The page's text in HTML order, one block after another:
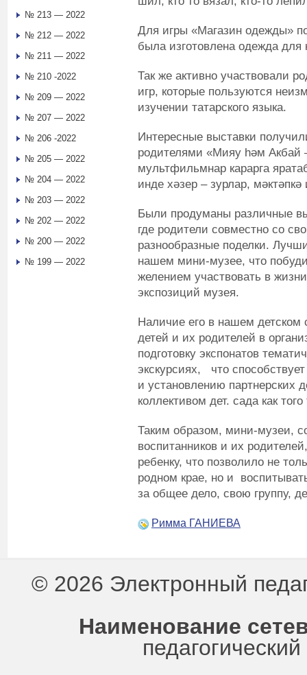
Для игры «Магазин одежды»
была изготовлена одежда для
Так же активно участвовали
игр, которые пользуются
изучении татарского языка.
Интересные выставки
родителями «Мияу һәм Акбай
мультфильмнар карарга
инде хәзер – зурлар,
Были продуманы различные
где родители совместно со
разнообразные поделки.
нашем мини-музее, что
желением участвовать в
экспозиций музея.
Наличие его в нашем детском
детей и их родителей в
подготовку экспонатов
экскурсиях, что
и установлению
коллективом дет. сада как
Таким образом, мини-музеи,
воспитанников и их
ребенку, что позволило не
родном крае, но и
за общее дело, свою группу,
Римма ГАНИЕВА
№ 213 — 2022
№ 212 — 2022
№ 211 — 2022
№ 210 -2022
№ 209 — 2022
№ 207 — 2022
№ 206 -2022
№ 205 — 2022
№ 204 — 2022
№ 203 — 2022
№ 202 — 2022
№ 200 — 2022
№ 199 — 2022
© 2026 Электронный
Наименование